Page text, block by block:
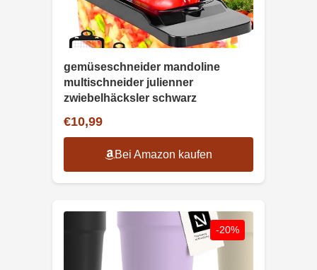
gemüseschneider mandoline
multischneider julienner
zwiebelhäcksler schwarz
€10,99
Bei Amazon kaufen
-20%